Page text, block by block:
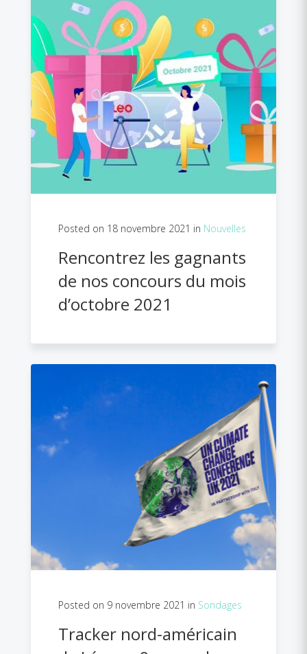
Posted on 18 novembre 2021 in Nouvelles
Rencontrez les gagnants
de nos concours du mois
d’octobre 2021
Posted on 9 novembre 2021 in Sondages
Tracker nord-américain